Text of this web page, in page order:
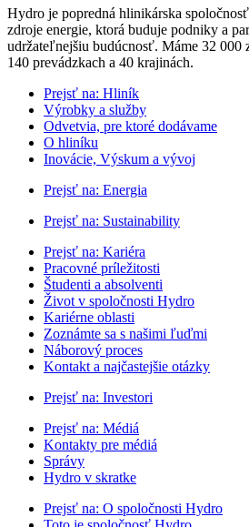
Hydro je popredná hlinikárska
zdroje energie, ktorá buduje podniky a
udržateľnejšiu budúcnosť. Máme 32 000
140 prevádzkach a 40 krajinách.
Prejsť na: Hliník
Výrobky a služby
Odvetvia, pre ktoré dodávame
O hliníku
Inovácie, Výskum a vývoj
Prejsť na: Energia
Prejsť na: Sustainability
Prejsť na: Kariéra
Pracovné príležitosti
Študenti a absolventi
Život v spoločnosti Hydro
Kariérne oblasti
Zoznámte sa s našimi ľuďmi
Náborový proces
Kontakt a najčastejšie otázky
Prejsť na: Investori
Prejsť na: Médiá
Kontakty pre médiá
Správy
Hydro v skratke
Prejsť na: O spoločnosti Hydro